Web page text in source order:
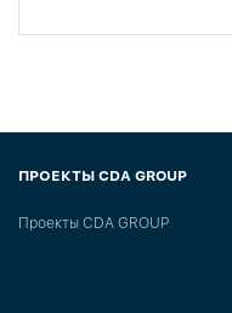
ПРОЕКТЫ CDA GROUP
Проекты CDA GROUP